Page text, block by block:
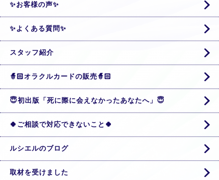
✨お客様の声✨
✨よくある質問✨
スタッフ紹介
🧙🏻オラクルカードの販売🧙🏻
😇初出版「死に際に会えなかったあなたへ」😇
🍀ご相談で対応できないこと🍀
ルシエルのブログ
取材を受けました